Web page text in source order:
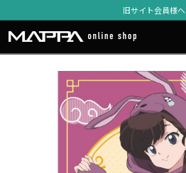
旧サイト会員様へ